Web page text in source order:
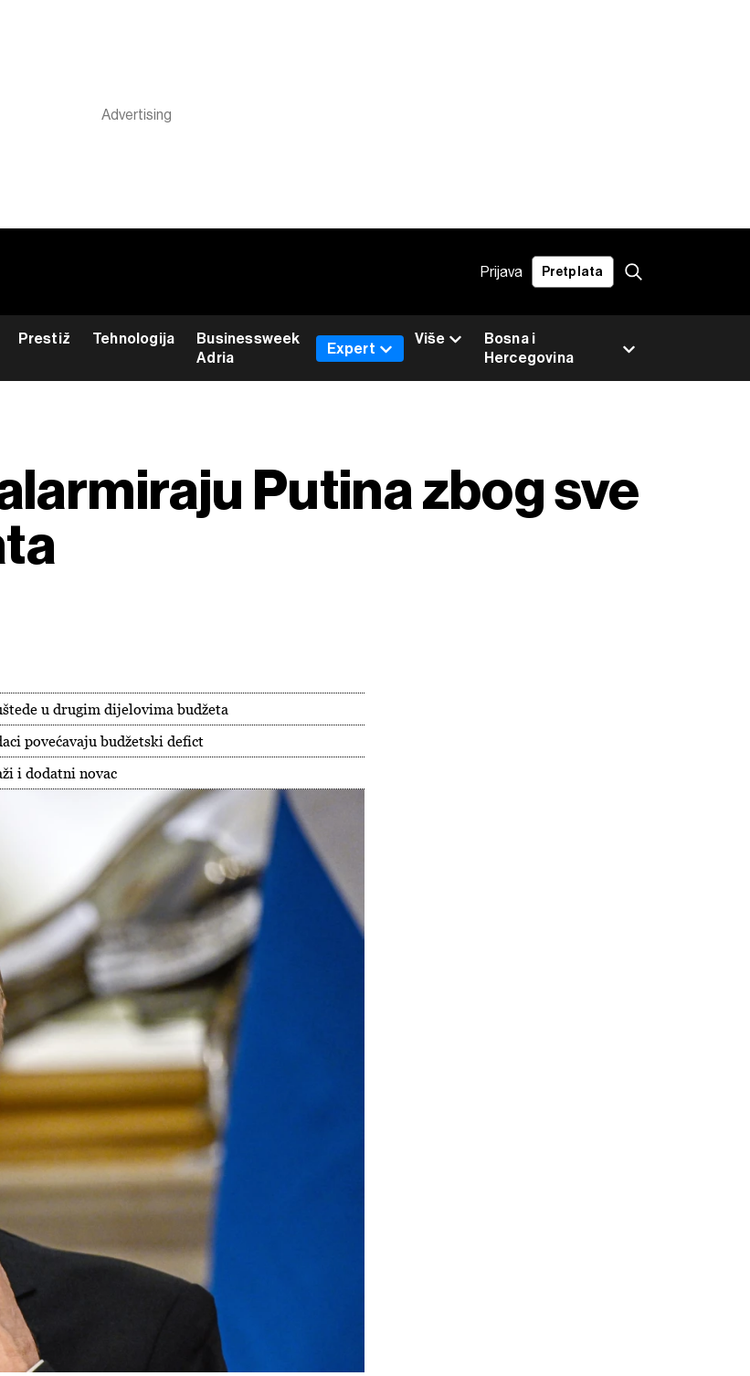
Prijava Pretplata
Prestiž Tehnologija
Businessweek
Adria
Bosna i
Hercegovina
Expert
Više
Putina zbog sve
u drugim dijelovima budžeta
povećavaju budžetski defict
i dodatni novac